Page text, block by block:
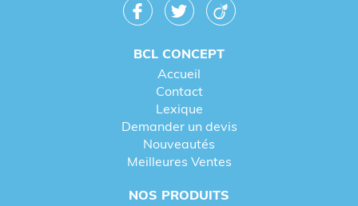
BCL CONCEPT
Accueil
Contact
Lexique
Demander un devis
Nouveautés
Meilleures Ventes
NOS PRODUITS